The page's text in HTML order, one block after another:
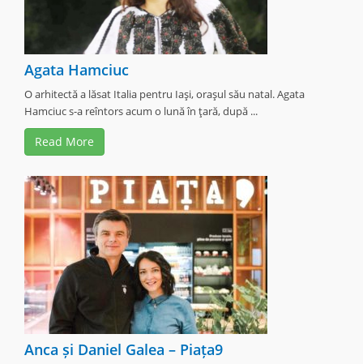
Agata Hamciuc
O arhitectă a lăsat Italia pentru Iaşi, oraşul său natal. Agata
Hamciuc s-a reîntors acum o lună în ţară, după ...
Read More
Anca și Daniel Galea – Piața9